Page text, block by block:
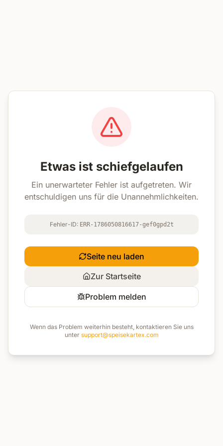
Etwas ist schiefgelaufen
Ein unerwarteter Fehler ist aufgetreten. Wir
entschuldigen uns für die Unannehmlichkeiten.
Fehler-ID: ERR-1786050816617-gef0gpd2t
Seite neu laden
Zur Startseite
Problem melden
Wenn das Problem weiterhin besteht, kontaktieren Sie uns
unter support@speisekartex.com